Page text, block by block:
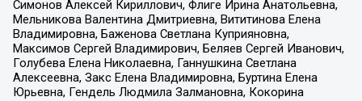
Симонов Алексей Кириллович, Флиге Ирина Анатольевна,
Мельникова Валентина Дмитриевна, Вититинова Елена
Владимировна, Баженова Светлана Куприяновна,
Максимов Сергей Владимирович, Беляев Сергей Иванович,
Голубева Елена Николаевна, Ганнушкина Светлана
Алексеевна, Закс Елена Владимировна, Буртина Елена
Юрьевна, Гендель Людмила Залмановна, Кокорина